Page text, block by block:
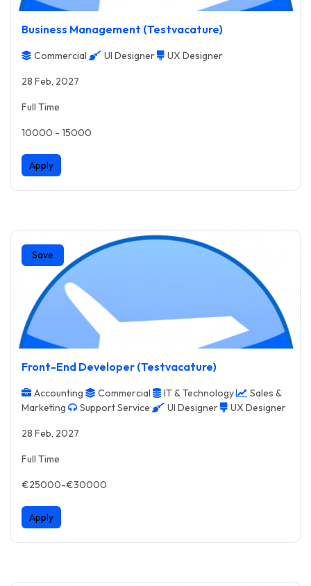
Business Management (Testvacature)
Commercial UI Designer UX Designer
28 Feb, 2027
Full Time
10000 - 15000
Apply
Save
Front-End Developer (Testvacature)
Accounting Commercial IT & Technology
Sales &
Marketing
Support Service UI Designer UX Designer
28 Feb, 2027
Full Time
€25000-€30000
Apply